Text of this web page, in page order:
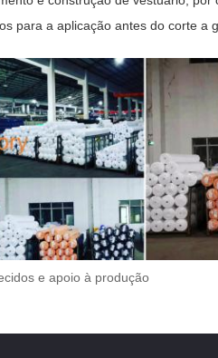
para a aplicação antes do corte a
e apoio à produção